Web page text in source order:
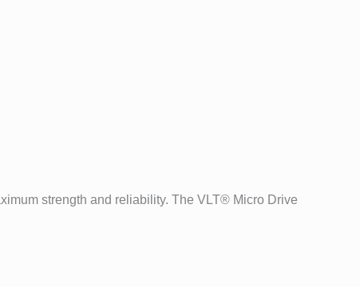
strength and reliability. The VLT® Micro Drive